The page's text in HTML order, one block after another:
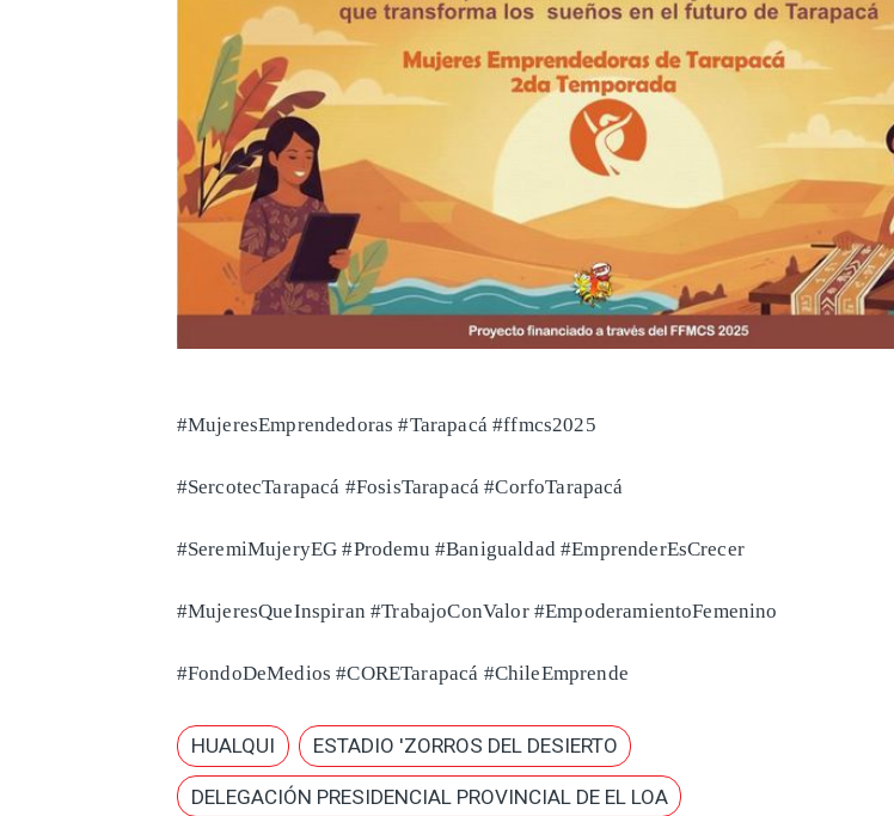
#MujeresEmprendedoras #Tarapacá #ffmcs2025
#SercotecTarapacá #FosisTarapacá #CorfoTarapacá
#SeremiMujeryEG #Prodemu #Banigualdad #EmprenderEsCrecer
#MujeresQueInspiran #TrabajoConValor #EmpoderamientoFemenino
#FondoDeMedios #CORETarapacá #ChileEmprende
HUALQUI ESTADIO 'ZORROS DEL DESIERTO
DELEGACIÓN PRESIDENCIAL PROVINCIAL DE EL LOA